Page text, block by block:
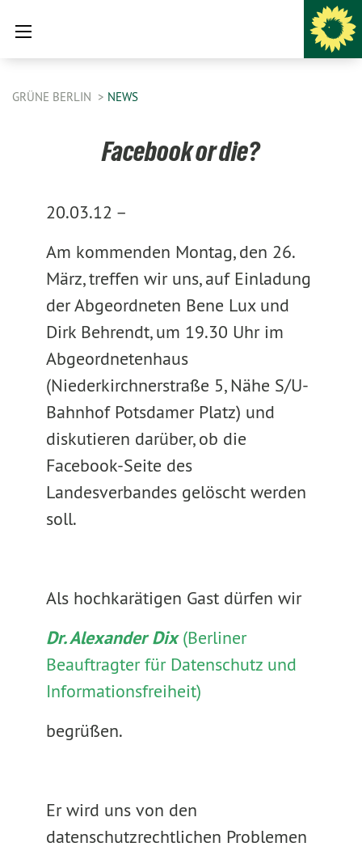
GRÜNE BERLIN NEWS
Facebook or die?
20.03.12 –
Am kommenden Montag, den 26.
März, treffen wir uns, auf Einladung
der Abgeordneten Bene Lux und
Dirk Behrendt, um 19.30 Uhr im
Abgeordnetenhaus
(Niederkirchnerstraße 5, Nähe S/U-
Bahnhof Potsdamer Platz) und
diskutieren darüber, ob die
Facebook-Seite des
Landesverbandes gelöscht werden
soll.
Als hochkarätigen Gast dürfen wir
Dr. Alexander Dix(Berliner
Beauftragter für Datenschutz und
Informationsfreiheit)
begrüßen.
Er wird uns von den
datenschutzrechtlichen Problemen